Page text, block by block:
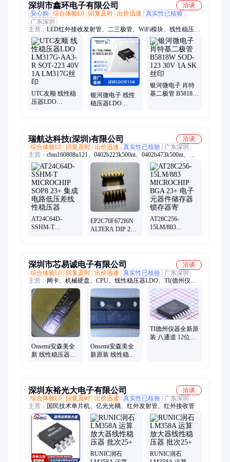
深圳市鑫环电子有限公司
洽谈
安心购
综合体验L0 回复及时 出价迅速
真实性已核验
广东深圳
主营： LED红外接收发射管、二三极管、WiFi模块、线性稳压器
LDO、4G模块、MOS管、无线模块、发光二极管、海思芯片、
瑞煜芯片、贴片二极管、贴片三极管、肖特基二极管、场效应
管、rtl8188、rtl8189、4g cat4、蓝牙模块、物联网模块、nb模
块、低功耗芯片模块、4g通信模块、二极管、三极管、碳化硅
mos管、碳化硅sic
UTC友顺 线性稳
压器LDO
银河微电子 线性
稳压器LDO
银河微电子 肖特
基二极管 B5818W
瑞航达科技(深圳)有限公司
洽谈
综合体验L0
回复及时 出价迅速 真实性已核验
广东深圳
主营： cbm160808u121、0402b223k500nt、0402b473k500nt、
0402b224k160nt、0402b562k500nt、cbw321609u190t、
0402b222k500nt、06035c332jat2a、0603x225k160nt、
0402b103k500nt、0603b103j500nt、0805b221k500nt、
04022r102k500ba、0402cg102j500nt、0402cg4r7c500nt、
l9637d013trst19sop
AT24C64D-
SSHM-T
压器
EP2C70F672I6N
ALTERA DIP 23+
AT28C256-
15LM/883
深圳市芯易诚电子有限公司
洽谈
综合体验L0
回复及时 出价迅速 真实性已核验
广东深圳
主营： 网卡、机械硬盘、CPU、线性稳压器LDO、TI(德州仪
器)、IC(芯片)、阵列卡
Onsemi安森美全
新 线性稳压器
Onsemi安森美全
新原装 线性稳压
TI德州仪器全新原
装 八通道 12位模
深圳东裕光大电子有限公司
洽谈
综合体验L0
回复及时 出价迅速 真实性已核验
广东深圳
主营： 国民技术单片机、亿光光耦、红外发射管、红外接收管
RUNIC润石
RUNIC润石